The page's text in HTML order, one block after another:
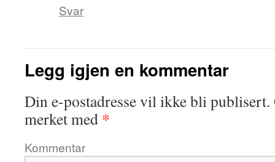
Svar
Legg igjen en kommentar
Din e-postadresse vil ikke bli publisert.
merket med *
Kommentar